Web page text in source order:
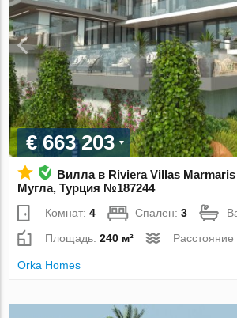
€ 663 203
Вилла в Riviera Villas
Мугла, Турция №187244
Комнат:4 Спален:3
Площадь:240 м²
Orka Homes